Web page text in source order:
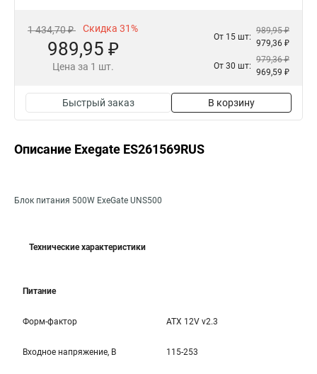
1 434,70 ₽ Скидка 31%
989,95 ₽
Цена за 1 шт.
От 15 шт:
989,95 ₽
979,36 ₽
От 30 шт:
979,36 ₽
969,59 ₽
Быстрый заказ В корзину
Описание Exegate ES261569RUS
Блок питания 500W ExeGate UNS500
Технические характеристики
Питание
Форм-фактор ATX 12V v2.3
Входное напряжение, В 115-253